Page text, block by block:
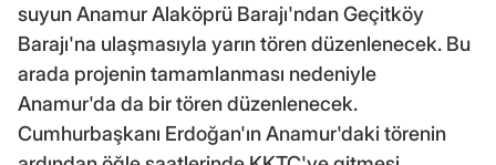
suyun Anamur Alaköprü Barajı'ndan Geçitköy
Barajı'na ulaşmasıyla yarın tören düzenlenecek. Bu
arada projenin tamamlanması nedeniyle
Anamur'da da bir tören düzenlenecek.
Cumhurbaşkanı Erdoğan'ın Anamur'daki törenin